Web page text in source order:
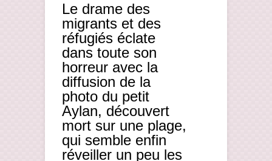
Le drame des
migrants et des
réfugiés éclate
dans toute son
horreur avec la
diffusion de la
photo du petit
Aylan, découvert
mort sur une plage,
qui semble enfin
réveiller un peu les